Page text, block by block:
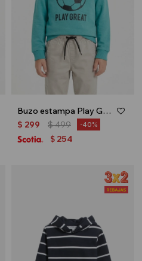
Buzo estampa Play Great - Turquesa
$ 299 $499 40
$ 254